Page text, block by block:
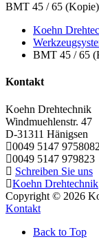
BMT 45 / 65 (Kopie)
Koehn
BMT 45 / 65
Kontakt
Koehn Drehtechnik
Windmuehlenstr. 47
D-31311 Hänigsen
0049 5147 9758082
0049 5147 979823
Schreiben Sie uns
Koehn Drehtechnik
Copyright © 2026
Kontakt
Back to Top